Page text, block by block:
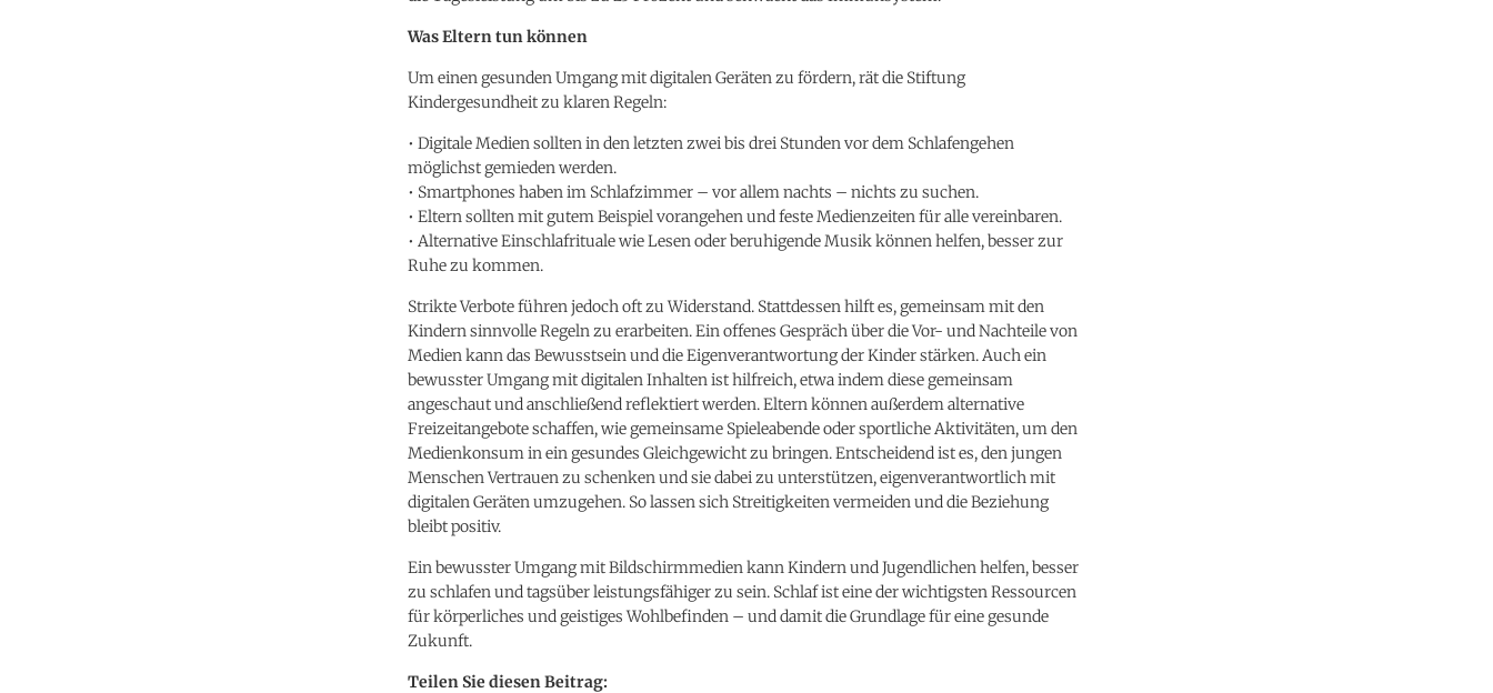
Was Eltern tun können
Um einen gesunden Umgang mit digitalen Geräten zu fördern, rät die Stiftung
Kindergesundheit zu klaren Regeln:
• Digitale Medien sollten in den letzten zwei bis drei Stunden vor dem Schlafengehen
möglichst gemieden werden.
• Smartphones haben im Schlafzimmer – vor allem nachts – nichts zu suchen.
• Eltern sollten mit gutem Beispiel vorangehen und feste Medienzeiten für alle vereinbaren.
• Alternative Einschlafrituale wie Lesen oder beruhigende Musik können helfen, besser zur
Ruhe zu kommen.
Strikte Verbote führen jedoch oft zu Widerstand. Stattdessen hilft es, gemeinsam mit den
Kindern sinnvolle Regeln zu erarbeiten. Ein offenes Gespräch über die Vor- und Nachteile von
Medien kann das Bewusstsein und die Eigenverantwortung der Kinder stärken. Auch ein
bewusster Umgang mit digitalen Inhalten ist hilfreich, etwa indem diese gemeinsam
angeschaut und anschließend reflektiert werden. Eltern können außerdem alternative
Freizeitangebote schaffen, wie gemeinsame Spieleabende oder sportliche Aktivitäten, um den
Medienkonsum in ein gesundes Gleichgewicht zu bringen. Entscheidend ist es, den jungen
Menschen Vertrauen zu schenken und sie dabei zu unterstützen, eigenverantwortlich mit
digitalen Geräten umzugehen. So lassen sich Streitigkeiten vermeiden und die Beziehung
bleibt positiv.
Ein bewusster Umgang mit Bildschirmmedien kann Kindern und Jugendlichen helfen, besser
zu schlafen und tagsüber leistungsfähiger zu sein. Schlaf ist eine der wichtigsten Ressourcen
für körperliches und geistiges Wohlbefinden – und damit die Grundlage für eine gesunde
Zukunft.
Teilen Sie diesen Beitrag: